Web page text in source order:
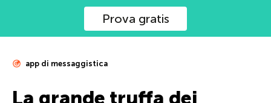
Prova gratis
app di messaggistica
La grande truffa dei